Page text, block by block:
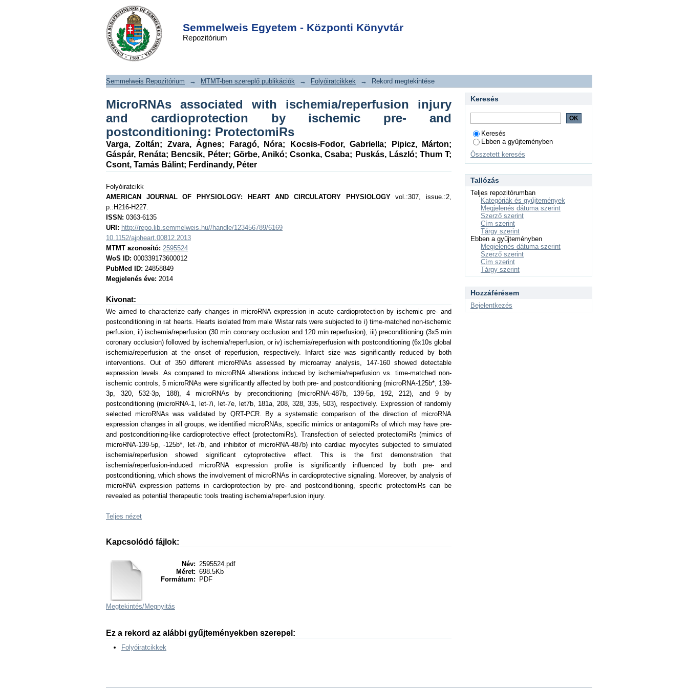
Semmelweis Egyetem - Központi Könyvtár
Repozitórium
MicroRNAs associated with
ischemia/reperfusion injury and
cardioprotection by ischemic pre- and
postconditioning: ProtectomiRs
DSpace/Manakin Repository
Semmelweis Repozitórium → MTMT-ben szereplő publikációk → Folyóiratcikkek → Rekord megtekintése
MicroRNAs associated with ischemia/reperfusion injury
and cardioprotection by ischemic pre- and
postconditioning: ProtectomiRs
Varga, Zoltán; Zvara, Ágnes; Faragó, Nóra; Kocsis-Fodor, Gabriella; Pipicz, Márton;
Gáspár, Renáta; Bencsik, Péter; Görbe, Anikó;Csonka, Csaba; Puskás, László; Thum T;
Csont, Tamás Bálint; Ferdinandy, Péter
Folyóiratcikk
AMERICAN JOURNAL OF PHYSIOLOGY: HEART AND CIRCULATORY PHYSIOLOGYvol.:307, issue.:2,
p.:H216-H227.
ISSN: 0363-6135
URI: http://repo.lib.semmelweis.hu//handle/123456789/6169
10.1152/ajpheart.00812.2013
MTMT azonosító: 2595524
WoS ID: 000339173600012
PubMed ID: 24858849
Megjelenés éve: 2014
Kivonat:
We aimed to characterize early changes in microRNA expression in acute cardioprotection by ischemic pre- and
postconditioning in rat hearts. Hearts isolated from male Wistar rats were subjected to i) time-matched non-ischemic
perfusion, ii) ischemia/reperfusion (30 min coronary occlusion and 120 min reperfusion), iii) preconditioning (3x5 min
coronary occlusion) followed by ischemia/reperfusion, or iv) ischemia/reperfusion with postconditioning (6x10s global
ischemia/reperfusion at the onset of reperfusion, respectively. Infarct size was significantly reduced by both
interventions. Out of 350 different microRNAs assessed by microarray analysis, 147-160 showed detectable
expression levels. As compared to microRNA alterations induced by ischemia/reperfusion vs. time-matched non-
ischemic controls, 5 microRNAs were significantly affected by both pre- and postconditioning (microRNA-125b*, 139-
3p, 320, 532-3p, 188), 4 microRNAs by preconditioning (microRNA-487b, 139-5p, 192, 212), and 9 by
postconditioning (microRNA-1, let-7i, let-7e, let7b, 181a, 208, 328, 335, 503), respectively. Expression of randomly
selected microRNAs was validated by QRT-PCR. By a systematic comparison of the direction of microRNA
expression changes in all groups, we identified microRNAs, specific mimics or antagomiRs of which may have pre-
and postconditioning-like cardioprotective effect (protectomiRs). Transfection of selected protectomiRs (mimics of
microRNA-139-5p, -125b*, let-7b, and inhibitor of microRNA-487b) into cardiac myocytes subjected to simulated
ischemia/reperfusion showed significant cytoprotective effect. This is the first demonstration that
ischemia/reperfusion-induced microRNA expression profile is significantly influenced by both pre- and
postconditioning, which shows the involvement of microRNAs in cardioprotective signaling. Moreover, by analysis of
microRNA expression patterns in cardioprotection by pre- and postconditioning, specific protectomiRs can be
revealed as potential therapeutic tools treating ischemia/reperfusion injury.
Teljes nézet
Kapcsolódó fájlok:
Név: 2595524.pdf
Méret: 698.5Kb
Formátum:
PDF
Megtekintés/Megnyitás
Ez a rekord az alábbi gyűjteményekben szerepel:
Folyóiratcikkek
Keresés
Keresés
Ebben a gyűjteményben
Összetett keresés
Tallózás
Teljes repozitórumban
Kategóriák és gyűjtemények
Megjelenés dátuma szerint
Szerző szerint
Cím szerint
Tárgy szerint
Ebben a gyűjteményben
Megjelenés dátuma szerint
Szerző szerint
Cím szerint
Tárgy szerint
Hozzáférésem
Bejelentkezés